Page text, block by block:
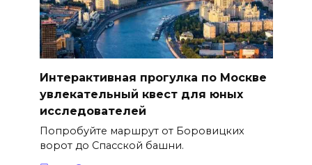
Интерактивная прогулка по Москве
увлекательный квест для юных
исследователей
Попробуйте маршрут от Боровицких
ворот до Спасской башни.